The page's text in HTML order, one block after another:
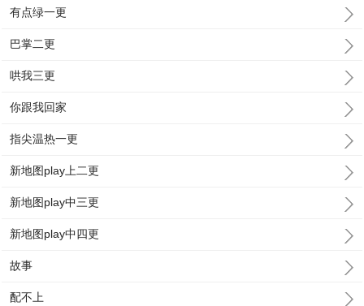
有点绿一更
巴掌二更
哄我三更
你跟我回家
指尖温热一更
新地图play上二更
新地图play中三更
新地图play中四更
故事
配不上